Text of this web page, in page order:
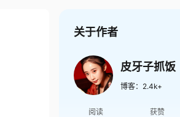
关于作者
皮牙子抓饭
博客： 2.4k+
阅读 获赞